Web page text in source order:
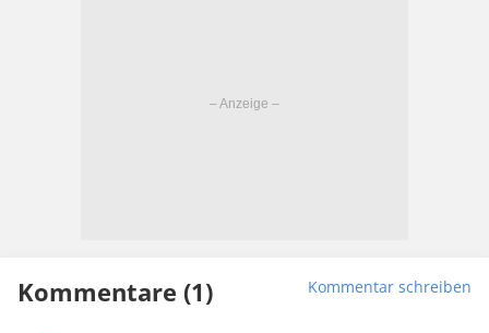
Kommentare (1) Kommentar schreiben